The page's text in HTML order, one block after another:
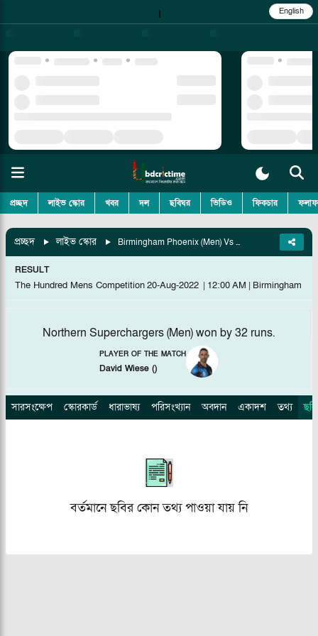
| English
প্রচ্ছদ লাইভ স্কোর খবর দল ছবিঘর ভিডিও ফিকচার
প্রচ্ছদ লাইভ স্কোর Birmingham Phoenix (Men) Vs Northern Superchargers (Men), 19th Match
RESULT
The Hundred Mens Competition20-Aug-2022 | 12:00 AM | Birmingham
Northern Superchargers (Men) won by 32 runs.
PLAYER OF THE MATCH
David Wiese ()
সারসংক্ষেপ স্কোরকার্ড ধারাভাষ্য পরিসংখ্যান অবদান একাদশ তথ্য
বর্তমানে ছবির কোন তথ্য পাওয়া যায় নি